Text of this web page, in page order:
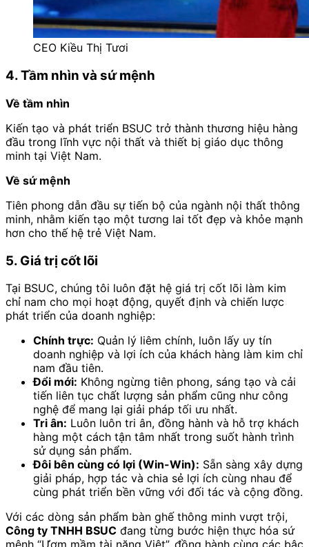
CEO Kiều Thị Tươi
4. Tầm nhìn và sứ mệnh
Về tầm nhìn
Kiến tạo và phát triển BSUC trở thành thương hiệu hàng
đầu trong lĩnh vực nội thất và thiết bị giáo dục thông
minh tại Việt Nam.
Về sứ mệnh
Tiên phong dẫn đầu sự tiến bộ của ngành nội thất thông
minh, nhằm kiến tạo một tương lai tốt đẹp và khỏe mạnh
hơn cho thế hệ trẻ Việt Nam.
5. Giá trị cốt lõi
Tại BSUC, chúng tôi luôn đặt hệ giá trị cốt lõi làm kim
chỉ nam cho mọi hoạt động, quyết định và chiến lược
phát triển của doanh nghiệp:
Chính trực: Quản lý liêm chính, luôn lấy uy tín
doanh nghiệp và lợi ích của khách hàng làm kim chỉ
nam đầu tiên.
Đổi mới: Không ngừng tiên phong, sáng tạo và cải
tiến liên tục chất lượng sản phẩm cũng như công
nghệ để mang lại giải pháp tối ưu nhất.
Tri ân: Luôn luôn tri ân, đồng hành và hỗ trợ khách
hàng một cách tận tâm nhất trong suốt hành trình
sử dụng sản phẩm.
Đôi bên cùng có lợi (Win-Win): Sẵn sàng xây dựng
giải pháp, hợp tác và chia sẻ lợi ích cùng nhau để
cùng phát triển bền vững với đối tác và cộng đồng.
Với các dòng sản phẩm bàn ghế thông minh vượt trội,
Công ty TNHH BSUC đang từng bước hiện thực hóa sứ